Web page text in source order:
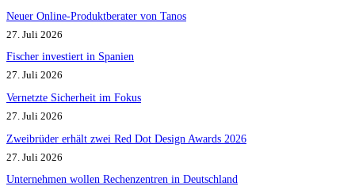
Neuer Online-Produktberater von Tanos
27. Juli 2026
Fischer investiert in Spanien
27. Juli 2026
Vernetzte Sicherheit im Fokus
27. Juli 2026
Zweibrüder erhält zwei Red Dot Design Awards 2026
27. Juli 2026
Unternehmen wollen Rechenzentren in Deutschland